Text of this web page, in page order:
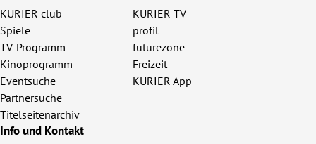
KURIER club
Spiele
TV-Programm
Kinoprogramm
Eventsuche
Partnersuche
Titelseitenarchiv
KURIER TV
profil
futurezone
Freizeit
KURIER App
Info und Kontakt